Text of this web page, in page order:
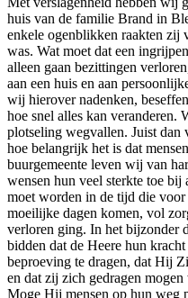
huis van de familie Brand in
enkele ogenblikken raakten
was. Wat moet dat een
alleen gaan bezittingen
aan een huis en aan
wij hierover nadenken,
hoe snel alles kan veranderen.
plotseling wegvallen. Juist dan
hoe belangrijk het is dat
buurgemeente leven wij van
wensen hun veel sterkte toe
moet worden in de tijd die
moeilijke dagen komen, vol
verloren ging. In het bijzonder
bidden dat de Heere hun
beproeving te dragen, dat Hij
en dat zij zich gedragen
Moge Hij mensen op hun weg